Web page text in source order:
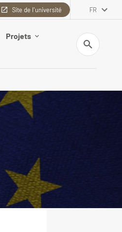
Site de l'université FR
Projets
Recherche